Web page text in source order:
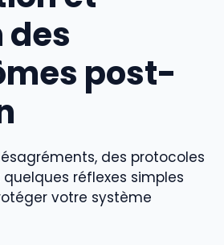
des
post-
des protocoles
réflexes simples
votre système